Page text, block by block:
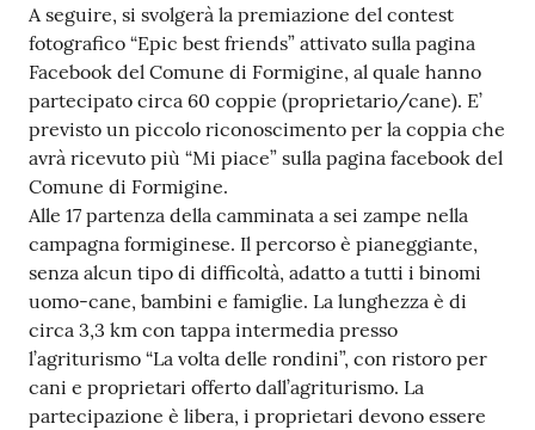
A seguire, si svolgerà la premiazione del contest
fotografico “Epic best friends” attivato sulla pagina
Facebook del Comune di Formigine, al quale hanno
partecipato circa 60 coppie (proprietario/cane). E’
previsto un piccolo riconoscimento per la coppia che
avrà ricevuto più “Mi piace” sulla pagina facebook del
Comune di Formigine.
Alle 17 partenza della camminata a sei zampe nella
campagna formiginese. Il percorso è pianeggiante,
senza alcun tipo di difficoltà, adatto a tutti i binomi
uomo-cane, bambini e famiglie. La lunghezza è di
circa 3,3 km con tappa intermedia presso
l’agriturismo “La volta delle rondini”, con ristoro per
cani e proprietari offerto dall’agriturismo. La
partecipazione è libera, i proprietari devono essere